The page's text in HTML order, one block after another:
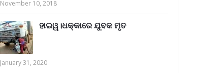
November 10, 2018
ହାଇୱ।ଧକ୍କାରେ ଯୁବକ ମୃତ
January 31, 2020